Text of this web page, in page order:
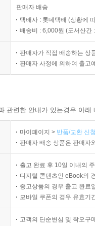
판매자 배송
택배사 : 롯데택배 (상황에
배송비 : 6,000원 (도서산간
판매자가 직접 배송하는 상
판매자 사정에 의하여 출고
관련한 안내가 있는경우 아
마이페이지 > 반품/교환 신
판매자 배송 상품은 판매자
출고 완료 후 10일 이내의
디지털 콘텐츠인 eBook의
중고상품의 경우 출고 완료
모바일 쿠폰의 경우 유효기
고객의 단순변심 및 착오구